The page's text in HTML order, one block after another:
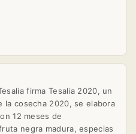
firma Tesalia 2020, un
cosecha 2020, se elabora
12 meses de
negra madura, especias